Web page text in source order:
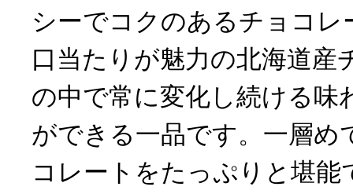
シーでコクのあるチョコ
口当たりが魅力の北海道産
の中で常に変化し続ける味
ができる一品です。一層め
コレートをたっぷりと堪能